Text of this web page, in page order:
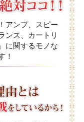
アンプ、スピー
ンス、カートリ
に関するモノな
！